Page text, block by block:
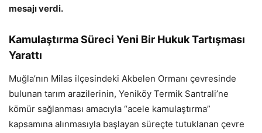
mesajı verdi.
Kamulaştırma Süreci Yeni Bir Hukuk Tartışması
Yarattı
Muğla’nın Milas ilçesindeki Akbelen Ormanı çevresinde
bulunan tarım arazilerinin, Yeniköy Termik Santrali’ne
kömür sağlanması amacıyla “acele kamulaştırma”
kapsamına alınmasıyla başlayan süreçte tutuklanan çevre